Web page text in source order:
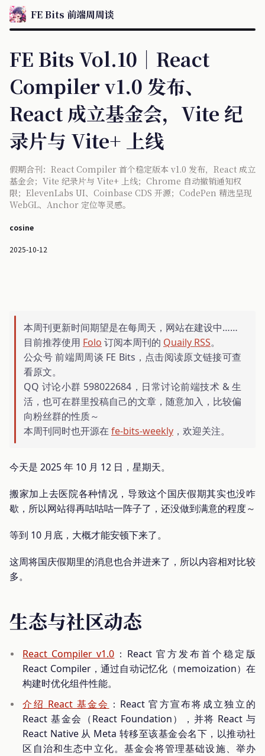
FE Bits 前端周周谈
FE Bits Vol.10｜React
Compiler v1.0 发布、
React 成立基金会，Vite 纪
录片与 Vite+ 上线
假期合刊：React Compiler 首个稳定版本 v1.0 发布，React 成立
基金会；Vite 纪录片与 Vite+ 上线；Chrome 自动撤销通知权
限；ElevenLabs UI、Coinbase CDS 开源；CodePen 精选呈现
WebGL、Anchor 定位等灵感。
cosine
2025-10-12
本周刊更新时间期望是在每周天，网站在建设中……
目前推荐使用 Folo 订阅本周刊的 Quaily RSS。
公众号 前端周周谈 FE Bits，点击阅读原文链接可查
看原文。
QQ 讨论小群 598022684，日常讨论前端技术 & 生
活，也可在群里投稿自己的文章，随意加入，比较偏
向粉丝群的性质～
本周刊同时也开源在 fe-bits-weekly ，欢迎关注。
今天是 2025 年 10 月 12 日，星期天。
搬家加上去医院各种情况，导致这个国庆假期其实也没咋
歇，所以网站得再咕咕咕一阵子了，还没做到满意的程度～
等到 10 月底，大概才能安顿下来了。
这周将国庆假期里的消息也合并进来了，所以内容相对比较
多。
生态与社区动态
React Compiler v1.0 ：React 官方发布首个稳定版
React Compiler，通过自动记忆化（memoization）在
构建时优化组件性能。
介绍 React 基金会 ：React 官方宣布将成立独立的
React 基金会（React Foundation），并将 React 与
React Native 从 Meta 转移至该基金会名下，以推动社
区自治和生态中立化。基金会将管理基础设施、举办